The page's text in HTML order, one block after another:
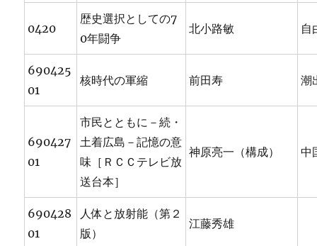
0420
歴史選択としての7
0年闘争
北小路敏 自
690425
01
核時代の軍縮 前田寿 潮
690427
01
市民とともに－続・
土着広島－記憶の意
味［ＲＣＣテレビ放
送台本］
神原亮一（構成） 中
690428
01
人体と放射能（第２
版）
江藤秀雄